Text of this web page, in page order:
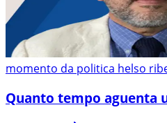
momento da politica helso
Quanto tempo aguenta